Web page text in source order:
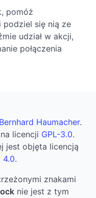
pomóż
się nią ze
udział w akcji,
połączenia
Bernhard Haumacher.
licencji GPL-3.0.
jest objęta licencją
4.0.
znakami
nie jest z tym